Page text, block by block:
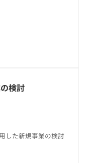
検討
した新規事業の検討